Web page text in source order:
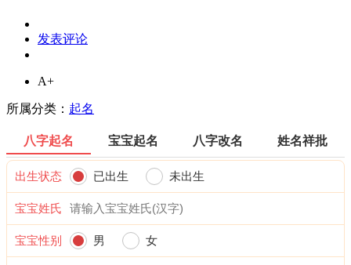
发表评论
A+
所属分类： 起名
八字起名 宝宝起名 八字改名 姓名祥批
出生状态 已出生 未出生
宝宝姓氏
宝宝性别 男 女